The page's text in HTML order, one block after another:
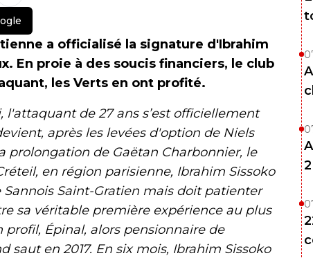
a officialisé la signature d'Ibrahim
En proie à des soucis financiers, le club
les Verts en ont profité.
l'attaquant de 27 ans s’est officiellement
après les levées d'option de Niels
prolongation de Gaëtan Charbonnier, le
en région parisienne, Ibrahim Sissoko
Sannois Saint-Gratien mais doit patienter
sa véritable première expérience au plus
Épinal, alors pensionnaire de
en 2017. En six mois, Ibrahim Sissoko